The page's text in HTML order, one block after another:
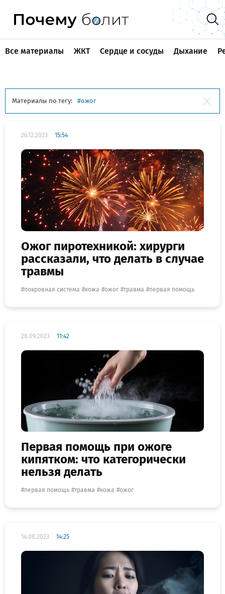
Все материалы ЖКТ Сердце и сосуды Дыхание
Материалы по тегу: ожог
26.12.2023 15:54
Ожог пиротехникой: хирурги
рассказали, что делать в случае
травмы
покровная система кожа ожог травма первая помощь
28.09.2023 11:42
Первая помощь при ожоге
кипятком: что категорически
нельзя делать
первая помощь травма кожа ожог
14.08.2023 14:25